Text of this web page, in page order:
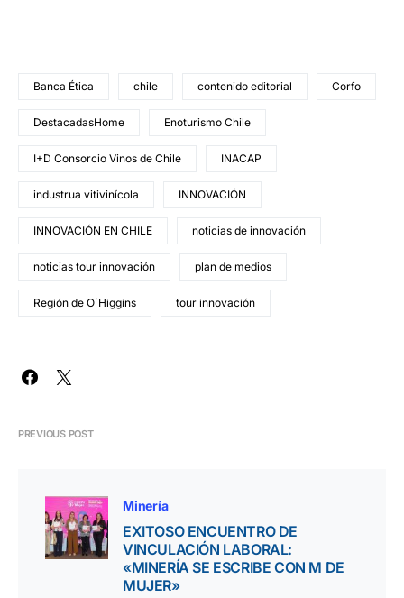
Banca Ética chile contenido editorial Corfo
DestacadasHome Enoturismo Chile
I+D Consorcio Vinos de Chile INACAP
industrua vitivinícola INNOVACIÓN
INNOVACIÓN EN CHILE noticias de innovación
noticias tour innovación plan de medios
Región de O´Higgins tour innovación
PREVIOUS POST
Minería
EXITOSO ENCUENTRO DE
VINCULACIÓN LABORAL:
«MINERÍA SE ESCRIBE CON M DE
MUJER»